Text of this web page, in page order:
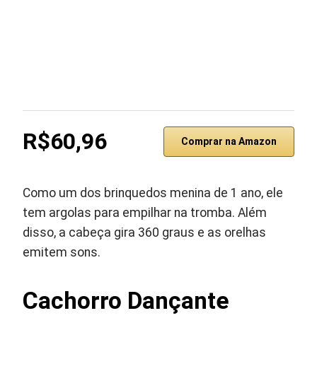
R$60,96 Comprar na Amazon
Como um dos brinquedos menina de 1 ano, ele
tem argolas para empilhar na tromba. Além
disso, a cabeça gira 360 graus e as orelhas
emitem sons.
Cachorro Dançante